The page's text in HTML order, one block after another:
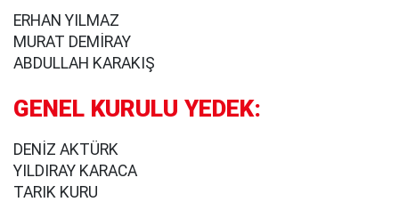
ERHAN YILMAZ
MURAT DEMİRAY
ABDULLAH KARAKIŞ
GENEL KURULU YEDEK:
DENİZ AKTÜRK
YILDIRAY KARACA
TARIK KURU